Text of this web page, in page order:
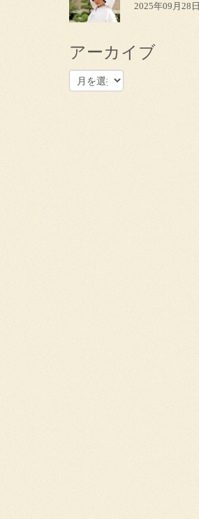
2025年09月28日
アーカイブ